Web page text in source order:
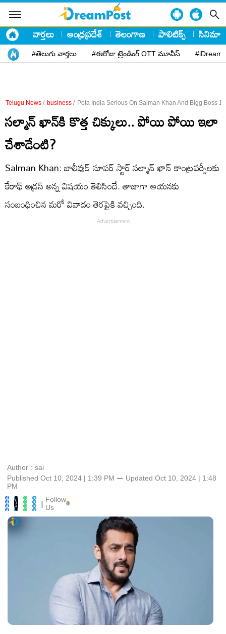
వార్తలు ఆంధ్రప్రదేశ్ తెలంగాణ పాలిటిక్స్ సినిమా
#తెలుగు వార్తలు #ఈరోజు ట్రెండింగ్ OTT మూవీస్
Telugu News / business / Peta India Serious On Salman Khan And Bigg Boss
సల్మాన్ ఖాన్‌కి కొత్త చిక్కులు.. పోయి పోయి ఇలా
చేశాడేంటి?
Salman Khan: బాలీవుడ్ సూపర్ స్టార్ సల్మాన్ ఖాన్ కాంట్రవర్సీలకు
కేరాఫ్ అడ్రస్ అన్న విషయం తెలిసిందే. తాజాగా ఆయనకు
సంబంధించిన మరో వివాదం తెరపైకి వచ్చింది.
Author : sai
Published Oct 10, 2024 | 1:39 PM ⚊ Updated Oct 10, 2024 | 1:48
PM
| Follow
Us